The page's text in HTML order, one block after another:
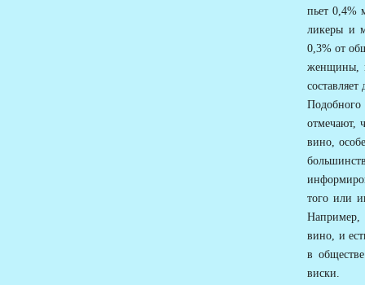
пьет 0,4%
ликеры и
0,3% от
женщины,
отмечают,
вино,
того или
Например,
вино, и
в
виски.